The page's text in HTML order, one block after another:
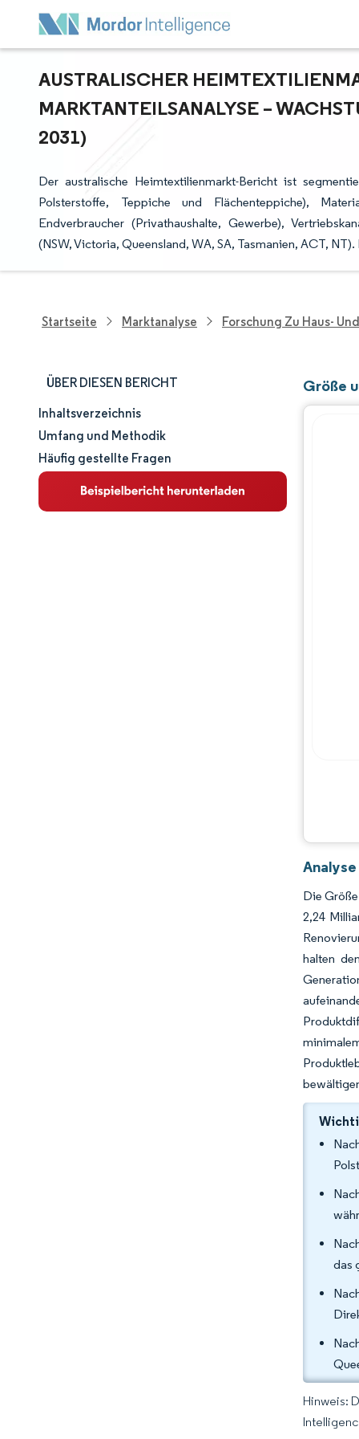
AUSTRALISCHER
ARKTANTEILSANALYSE –
031)
Der australische Heimtextilienmarkt-Bericht ist
Polsterstoffe, Teppiche und Flächenteppiche),
Endverbraucher (Privathaushalte, Gewerbe),
(NSW, Victoria, Queensland, WA, SA, Tasmanien, ACT,
Startseite Marktanalyse Forschung Zu Haus-
ÜBER DIESEN BERICHT
Marktgröße und -anteil
Marktanalyse
Trends und Einblicke
Inhaltsverzeichnis
Umfang und Methodik
Häufig gestellte Fragen
Größe
Die
2,24
halten
das
Hinweis: